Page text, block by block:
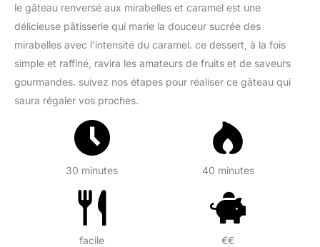
le gâteau renversé aux mirabelles et caramel est une
délicieuse pâtisserie qui marie la douceur sucrée des
mirabelles avec l’intensité du caramel. ce dessert, à la fois
simple et raffiné, ravira les amateurs de fruits et de saveurs
gourmandes. suivez nos étapes pour réaliser ce gâteau qui
saura régaler vos proches.
30 minutes 40 minutes
facile €€